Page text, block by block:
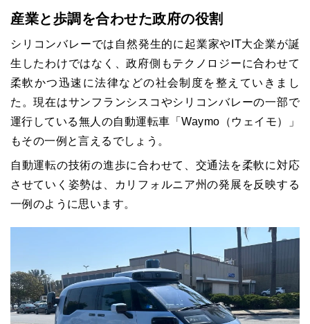
産業と歩調を合わせた政府の役割
シリコンバレーでは自然発生的に起業家やIT大企業が誕
生したわけではなく、政府側もテクノロジーに合わせて
柔軟かつ迅速に法律などの社会制度を整えていきまし
た。現在はサンフランシスコやシリコンバレーの一部で
運行している無人の自動運転車「Waymo（ウェイモ）」
もその一例と言えるでしょう。
自動運転の技術の進歩に合わせて、交通法を柔軟に対応
させていく姿勢は、カリフォルニア州の発展を反映する
一例のように思います。